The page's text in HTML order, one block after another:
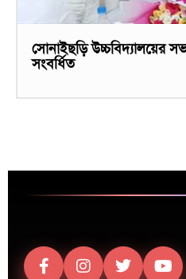
সোনাইছড়ি উচ্চবিদ্যালয়ের
সংবর্ধিত